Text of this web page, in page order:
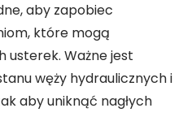
aby zapobiec
które mogą
usterek. Ważne jest
węży hydraulicznych i
aby uniknąć nagłych